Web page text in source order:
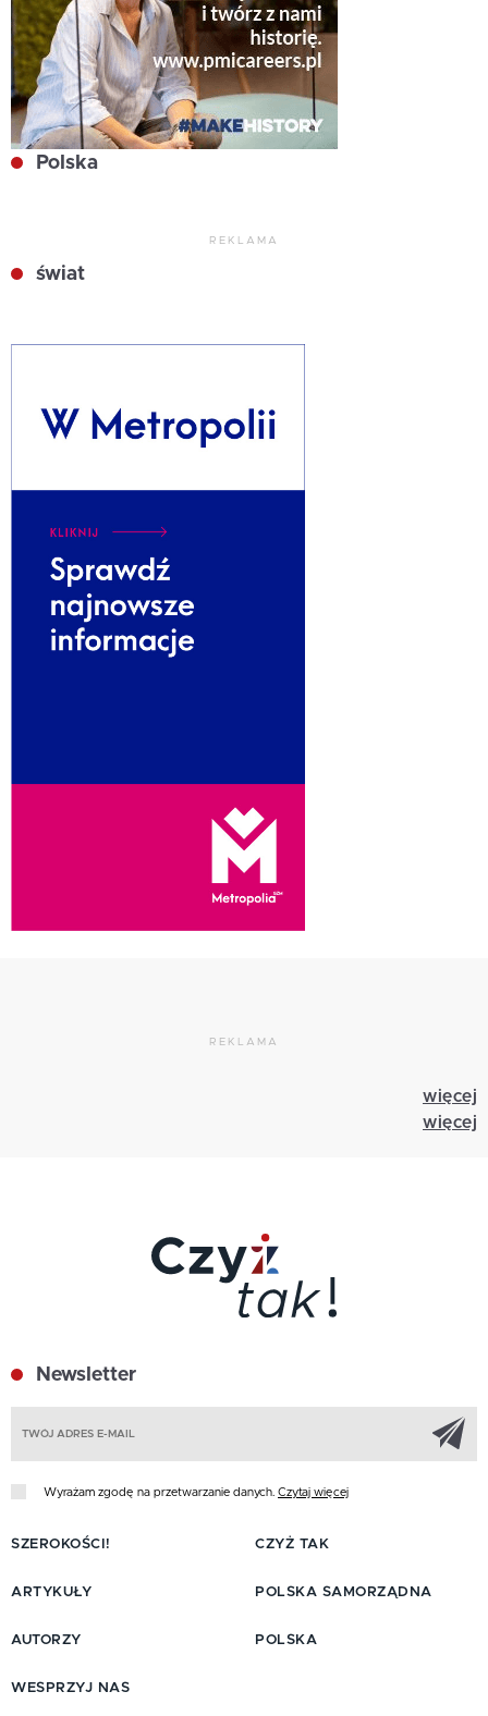
Polska
REKLAMA
świat
REKLAMA
więcej
więcej
Newsletter
Wyrażam zgodę na przetwarzanie danych. Czytaj więcej
SZEROKOŚCI!
ARTYKUŁY
AUTORZY
CZYŻ TAK
POLSKA SAMORZĄDNA
POLSKA
WESPRZYJ NAS